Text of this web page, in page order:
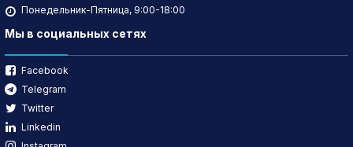
Понедельник-Пятница, 9:00-18:00
Мы в социальных сетях
Facebook
Telegram
Twitter
Linkedin